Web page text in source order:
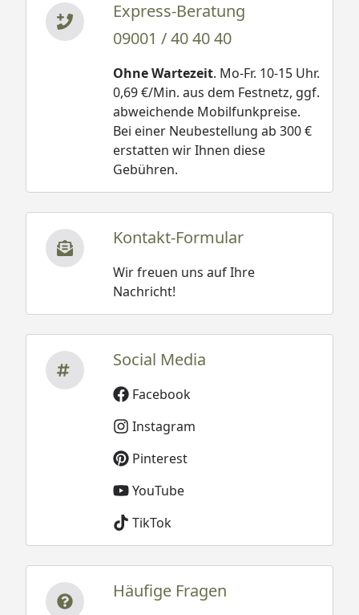
Express-Beratung
09001 / 40 40 40
Ohne Wartezeit. Mo-Fr. 10-15 Uhr.
0,69 €/Min. aus dem Festnetz, ggf.
abweichende Mobilfunkpreise.
Bei einer Neubestellung ab 300 €
erstatten wir Ihnen diese
Gebühren.
Kontakt-Formular
Wir freuen uns auf Ihre
Nachricht!
Social Media
Facebook
Instagram
Pinterest
YouTube
TikTok
Häufige Fragen